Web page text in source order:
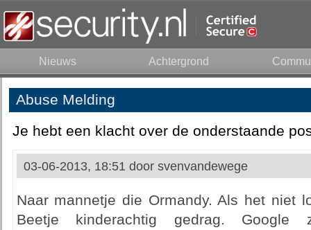
Nieuws Achtergrond
Abuse Melding
Je hebt een klacht over de onderstaande
03-06-2013, 18:51 door svenvandewege
Naar mannetje die Ormandy. Als het niet
Beetje kinderachtig gedrag.